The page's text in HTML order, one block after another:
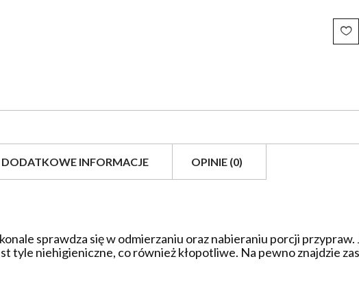
DODATKOWE INFORMACJE OPINIE (0)
sprawdza się w odmierzaniu oraz nabieraniu porcji
tyle niehigieniczne, co również kłopotliwe. Na pewno znajdzie